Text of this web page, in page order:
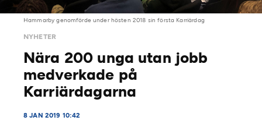
Hammarby genomförde under hösten 2018 sin första Karriärdag
NYHETER
Nära 200 unga utan jobb
medverkade på
Karriärdagarna
8 JAN 2019 10:42